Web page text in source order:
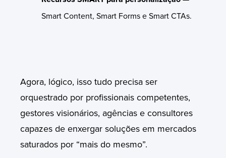
Smart Content, Smart Forms e Smart CTAs.
Agora, lógico, isso tudo precisa ser
orquestrado por profissionais competentes,
gestores visionários, agências e consultores
capazes de enxergar soluções em mercados
saturados por “mais do mesmo”.